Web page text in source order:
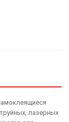
лазерных